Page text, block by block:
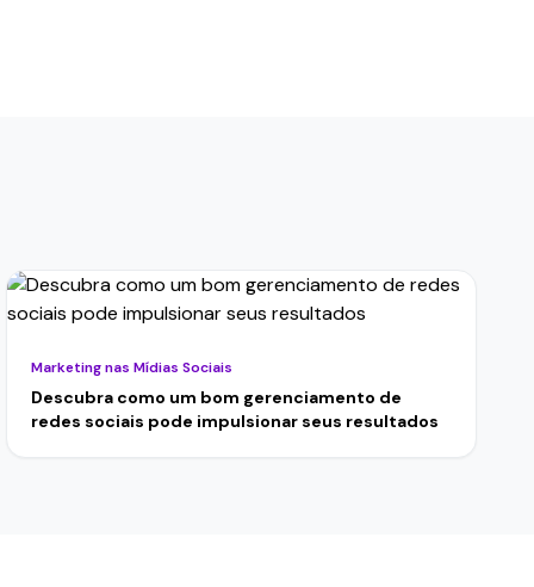
Marketing nas Mídias Sociais
Descubra como um bom gerenciamento de
redes sociais pode impulsionar seus resultados